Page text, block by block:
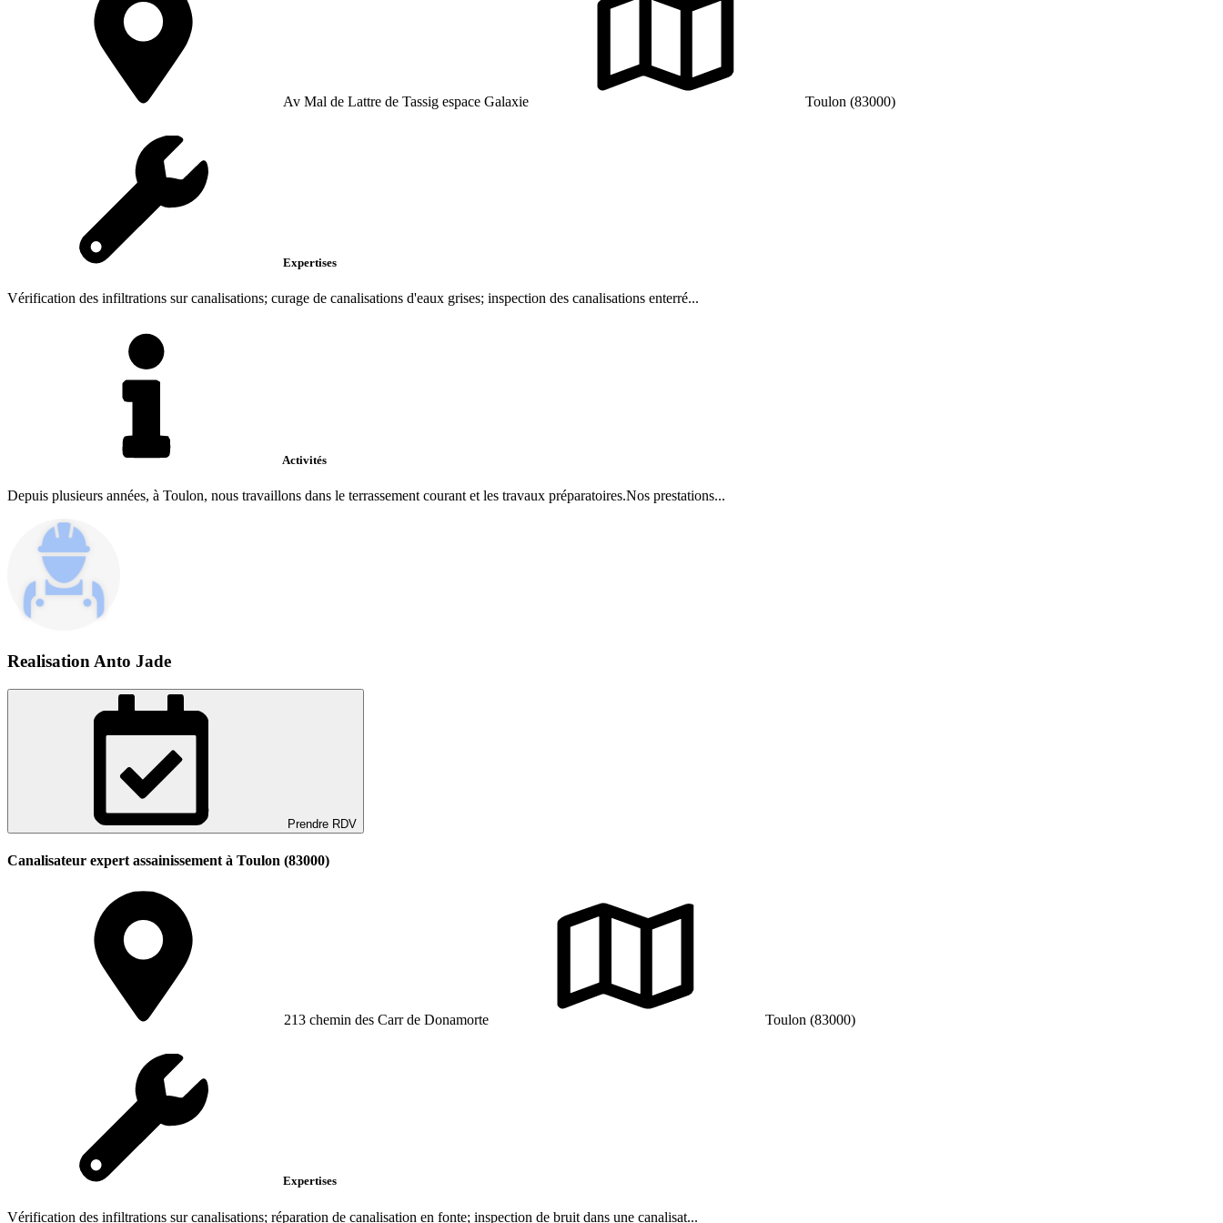
Av Mal de Lattre de Tassig espace Galaxie Toulon (83000)
Expertises
Vérification des infiltrations sur canalisations; curage de canalisations d'eaux grises; inspection des canalisations enterré...
Activités
Depuis plusieurs années, à Toulon, nous travaillons dans le terrassement courant et les travaux préparatoires.Nos prestations...
Realisation Anto Jade
Prendre RDV
Canalisateur expert assainissement à Toulon (83000)
213 chemin des Carr de Donamorte Toulon (83000)
Expertises
Vérification des infiltrations sur canalisations; réparation de canalisation en fonte; inspection de bruit dans une canalisat...